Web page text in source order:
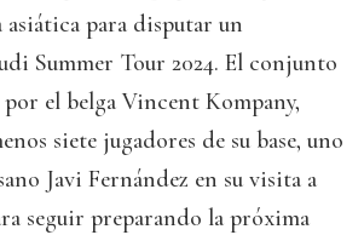
para disputar un
Summer Tour 2024. El conjunto
el belga Vincent Kompany,
siete jugadores de su base, uno
Javi Fernández en su visita a
seguir preparando la próxima